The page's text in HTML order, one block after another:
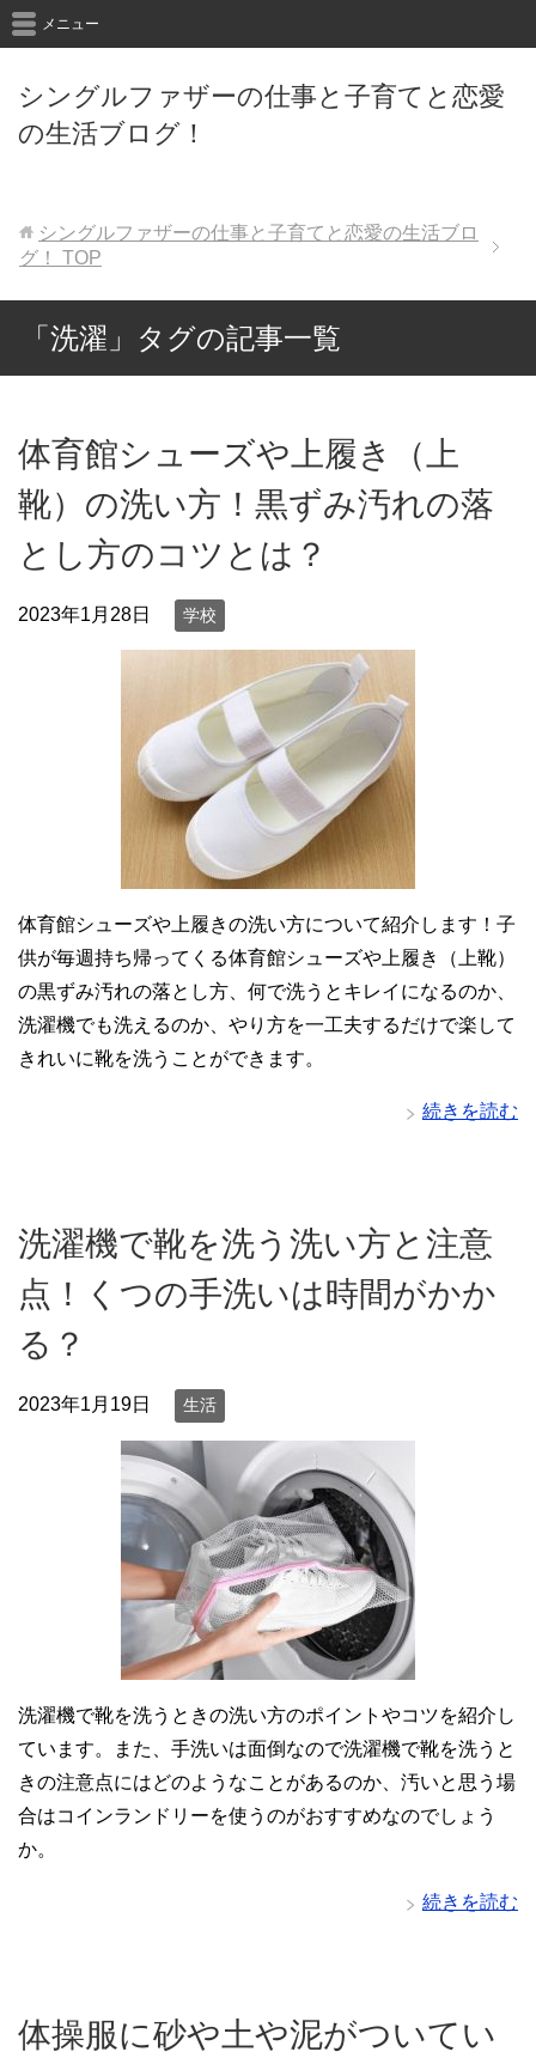
シングルファザーの仕事と子育てと恋愛
の生活ブログ！
メニュー
シングルファザーの仕事と子育てと恋愛の生活ブロ
グ！
TOP
「洗濯」タグの記事一覧
体育館シューズや上履き（上
靴）の洗い方！黒ずみ汚れの落
とし方のコツとは？
2023年1月28日 学校
体育館シューズや上履きの洗い方について紹介します！子
供が毎週持ち帰ってくる体育館シューズや上履き（上靴）
の黒ずみ汚れの落とし方、何で洗うとキレイになるのか、
洗濯機でも洗えるのか、やり方を一工夫するだけで楽して
きれいに靴を洗うことができます。
続きを読む
洗濯機で靴を洗う洗い方と注意
点！くつの手洗いは時間がかか
る？
2023年1月19日 生活
洗濯機で靴を洗うときの洗い方のポイントやコツを紹介し
ています。また、手洗いは面倒なので洗濯機で靴を洗うと
きの注意点にはどのようなことがあるのか、汚いと思う場
合はコインランドリーを使うのがおすすめなのでしょう
か。
続きを読む
体操服に砂や土や泥がついてい